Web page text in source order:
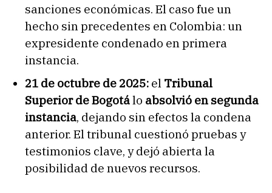
sanciones económicas. El caso fue un
hecho sin precedentes en Colombia: un
expresidente condenado en primera
instancia.
21 de octubre de 2025: el Tribunal
Superior de Bogotálo absolvió en segunda
instancia, dejando sin efectos la condena
anterior. El tribunal cuestionó pruebas y
testimonios clave, y dejó abierta la
posibilidad de nuevos recursos.